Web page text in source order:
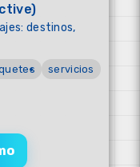
destinos,
servicios